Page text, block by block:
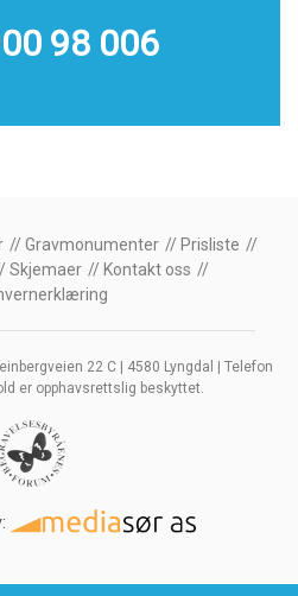
98 006
Gravmonumenter
Prisliste
Skjemaer
Kontakt oss
22 C | 4580 Lyngdal | Telefon
er opphavsrettslig beskyttet.